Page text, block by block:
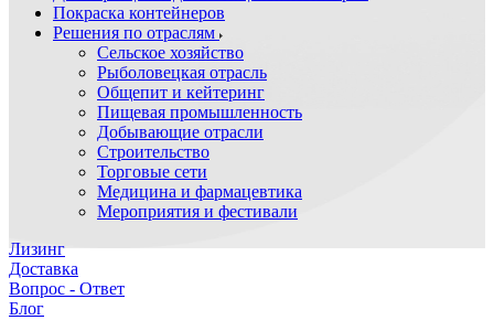
Покраска контейнеров
Решения по отраслям
Сельское хозяйство
Рыболовецкая отрасль
Общепит и кейтеринг
Пищевая промышленность
Добывающие отрасли
Строительство
Торговые сети
Медицина и фармацевтика
Мероприятия и фестивали
Лизинг
Доставка
Вопрос - Ответ
Блог